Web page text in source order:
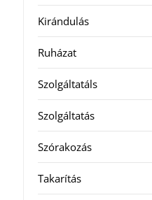
Kirándulás
Ruházat
Szolgáltatáls
Szolgáltatás
Szórakozás
Takarítás